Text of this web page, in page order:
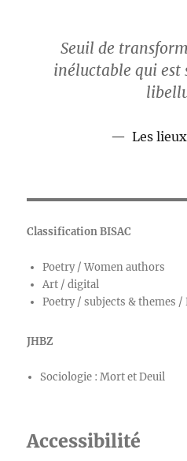
Seuil de
inéluctable qui est
Les
Classification BISAC
Poetry / Women authors
Art / digital
Poetry / subjects & themes
JHBZ
Sociologie : Mort et Deuil
Accessibilité